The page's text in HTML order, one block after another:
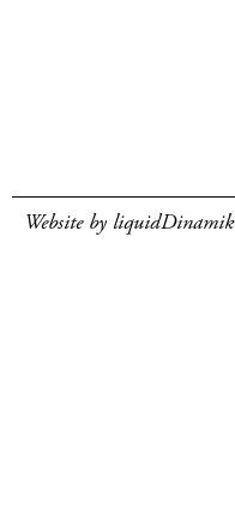
Website by liquidDinamik